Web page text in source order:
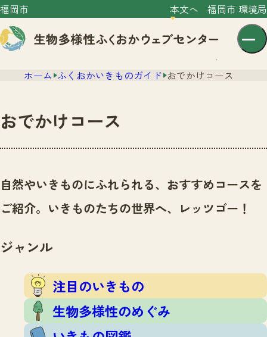
福岡市 本文へ 福岡市 環境局
センター紹介
センター紹介TOP
サイトポリシー
ニュース
いきものガイド
注目のいきもの
生物多様性のめぐみ
いきもの図鑑
おでかけコース
イベント
いきもの調査隊
調査レポート
ホーム ふくおかいきものガイド おでかけコース
おでかけコース
自然やいきものにふれられる、おすすめコースを
ご紹介。いきものたちの世界へ、レッツゴー！
ジャンル
注目のいきもの
生物多様性のめぐみ